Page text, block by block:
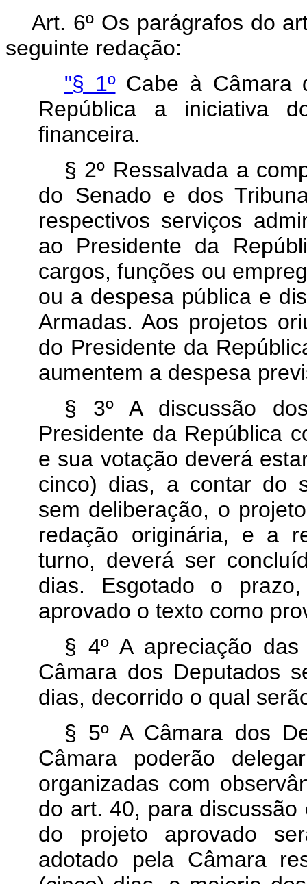
Art. 6º Os parágrafos do
seguinte redação:
"§ 1ºCabe à Câmara
República a iniciativa
financeira.
§ 2º Ressalvada a
do Senado e dos
respectivos serviços
ao Presidente da
cargos, funções ou
ou a despesa pública e
Armadas. Aos projetos
do Presidente da
aumentem a despesa
§ 3º A discussão
Presidente da República
e sua votação deverá
cinco) dias, a contar do
sem deliberação, o
redação originária, e a
turno, deverá ser
dias. Esgotado o prazo,
aprovado o texto como
§ 4º A apreciação
Câmara dos Deputados
dias, decorrido o qual
§ 5º A Câmara dos
Câmara poderão
organizadas com
do art. 40, para
do projeto aprovado
adotado pela Câmara